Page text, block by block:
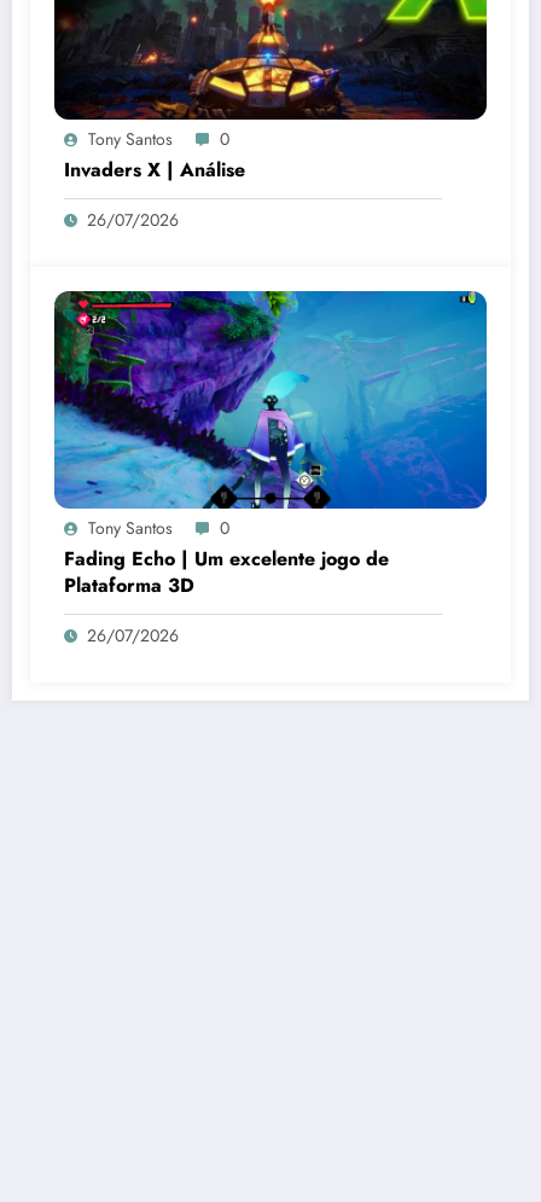
Tony Santos 0
Invaders X | Análise
26/07/2026
Tony Santos 0
Fading Echo | Um excelente jogo de
Plataforma 3D
26/07/2026